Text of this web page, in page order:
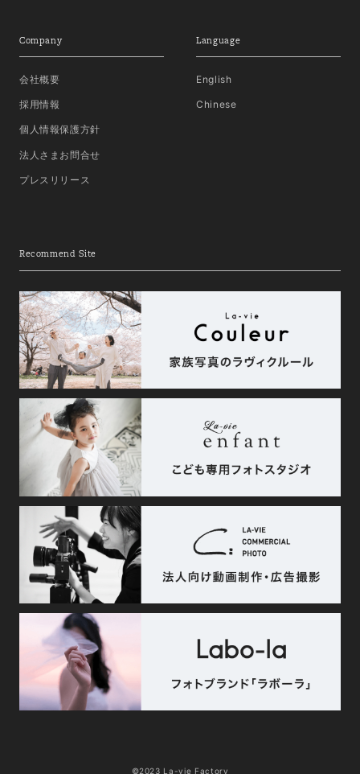
Company
会社概要
採用情報
個人情報保護方針
法人さまお問合せ
プレスリリース
Language
English
Chinese
Recommend Site
©2023 La-vie Factory